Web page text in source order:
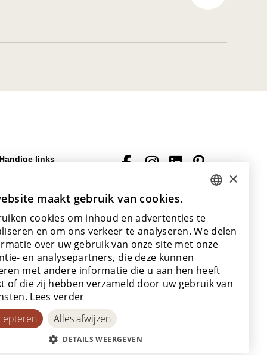
links
Met de steun van
GERMAN
×
maakt gebruik van cookies.
cookies om inhoud en advertenties te
en om ons verkeer te analyseren. We delen
over uw gebruik van onze site met onze
en analysepartners, die deze kunnen
met andere informatie die u aan hen heeft
of die zij hebben verzameld door uw gebruik van
Lees verder
Alles afwijzen
DETAILS WEERGEVEN